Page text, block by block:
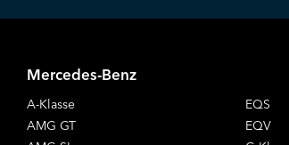
Mercedes-Benz
A-Klasse
AMG GT
EQS
EQV